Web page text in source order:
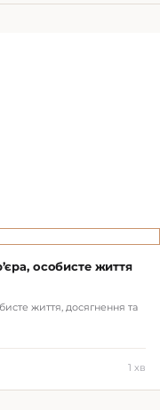
особисте життя
життя, досягнення та
1 хв